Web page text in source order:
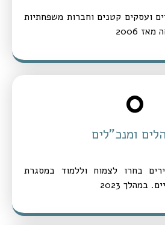
ועסקים קטנים וחברות משפחתיות
2006
ומנכ"לים
0
בחרו לצמוח וללמוד במסגרת
במהלך 2023